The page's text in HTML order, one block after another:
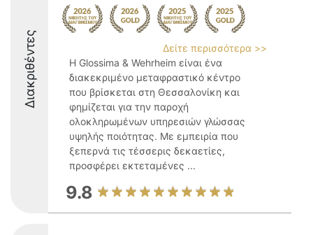
Διακριθέντες
Δείτε περισσότερα >>
Η Glossima & Wehrheim είναι ένα
διακεκριμένο μεταφραστικό κέντρο
που βρίσκεται στη Θεσσαλονίκη και
φημίζεται για την παροχή
ολοκληρωμένων υπηρεσιών γλώσσας
υψηλής ποιότητας. Με εμπειρία που
ξεπερνά τις τέσσερις δεκαετίες,
προσφέρει εκτεταμένες ...
9.8